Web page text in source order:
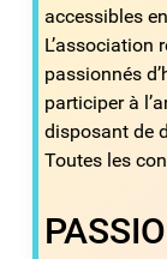
accessibles
L’association
passionnés
participer à
disposant de
Toutes les